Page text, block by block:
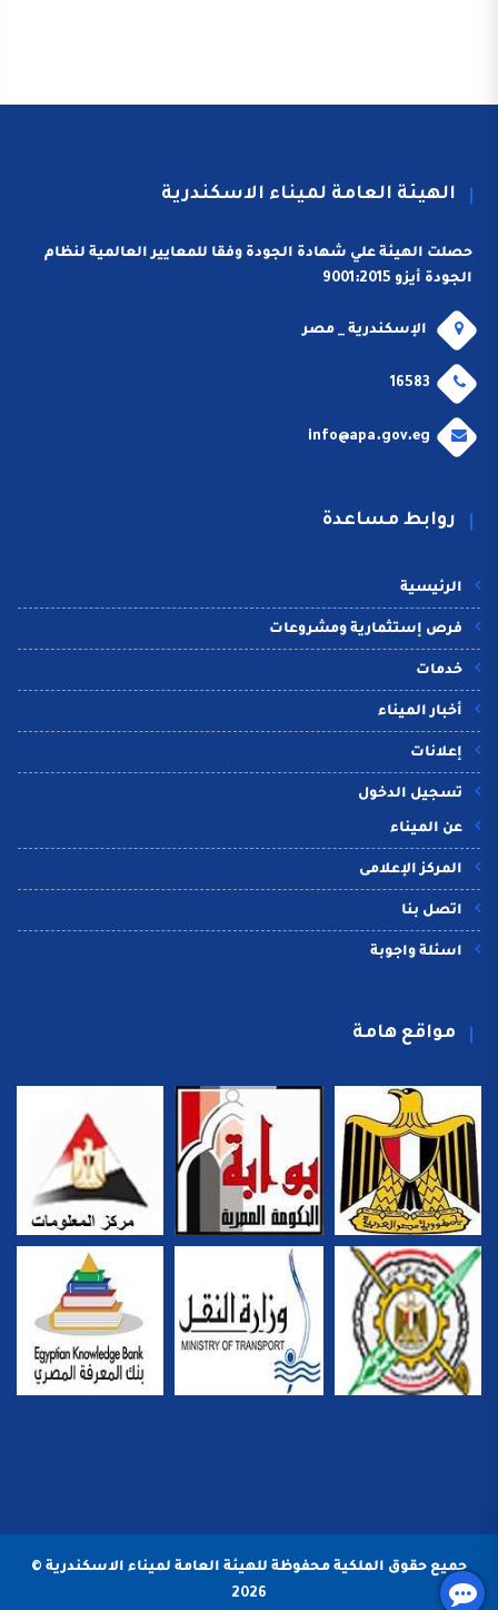
الهيئة العامة لميناء الاسكندرية
حصلت الهيئة علي شهادة الجودة وفقا للمعايير العالمية لنظام
الجودة أيزو 9001:2015
الإسكندرية _ مصر
16583
info@apa.gov.eg
روابط مساعدة
الرئيسية
فرص إستثمارية ومشروعات
خدمات
أخبار الميناء
إعلانات
تسجيل الدخول
عن الميناء
المركز الإعلامى
اتصل بنا
اسئلة واجوبة
مواقع هامة
جميع حقوق الملكية محفوظة للهيئة العامة لميناء الاسكندرية ©
2026